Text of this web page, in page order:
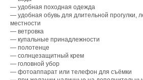
— удобная походная одежда
— удобная обувь для длительной прогулки,
местности
— ветровка
— купальные принадлежности
— полотенце
— солнцезащитный крем
— головной убор
— фотоаппарат или телефон для съёмки